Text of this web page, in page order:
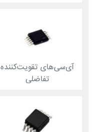
آی‌سی‌های تقویت‌کننده
تفاضلی